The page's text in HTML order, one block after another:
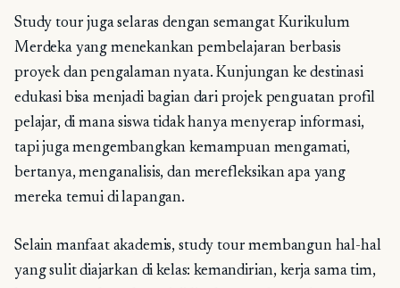
Study tour juga selaras dengan semangat Kurikulum
Merdeka yang menekankan pembelajaran berbasis
proyek dan pengalaman nyata. Kunjungan ke destinasi
edukasi bisa menjadi bagian dari projek penguatan profil
pelajar, di mana siswa tidak hanya menyerap informasi,
tapi juga mengembangkan kemampuan mengamati,
bertanya, menganalisis, dan merefleksikan apa yang
mereka temui di lapangan.
Selain manfaat akademis, study tour membangun hal-hal
yang sulit diajarkan di kelas: kemandirian, kerja sama tim,